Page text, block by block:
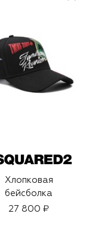
Хлопковая
бейсболка
27 800 ₽